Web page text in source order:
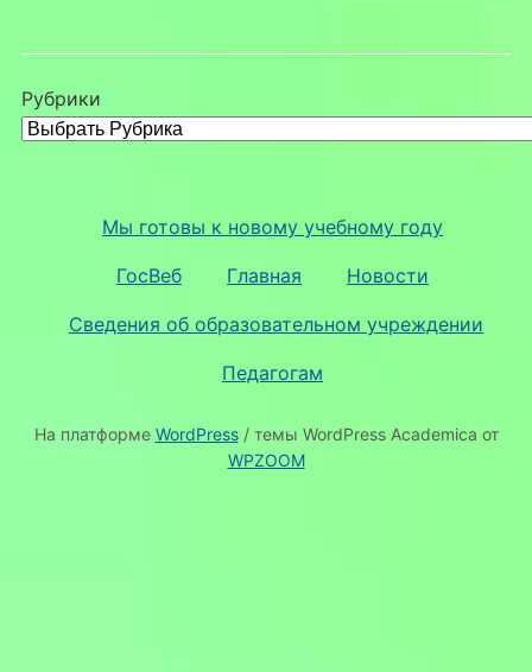
Рубрики
Мы готовы к новому учебному году
ГосВеб Главная Новости
Сведения об образовательном учреждении
Педагогам
На платформе WordPress/ темы WordPress Academica от
WPZOOM